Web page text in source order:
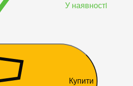
У наявностi
Купити